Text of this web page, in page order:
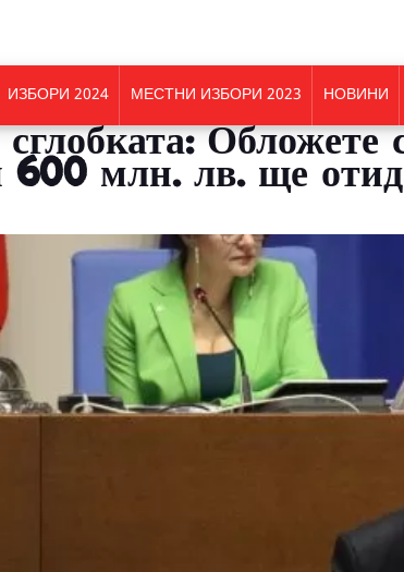
ИЗБОРИ 2024 МЕСТНИ ИЗБОРИ 2023 НОВИНИ
Обложете
млн. лв. ще